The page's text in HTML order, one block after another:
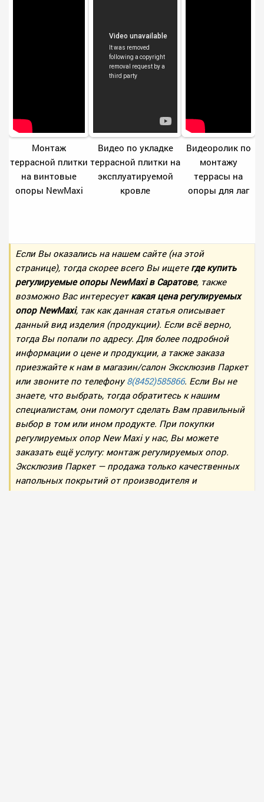
Монтаж
террасной плитки
на винтовые
опоры NewMaxi
Видео по укладке
террасной плитки на
эксплуатируемой
кровле
Видеоролик по
монтажу
террасы на
опоры для лаг
Если Вы оказались на нашем сайте (на этой
странице), тогда скорее всего Вы ищете где купить
регулируемые опоры NewMaxi в Саратове, также
возможно Вас интересует какая цена регулируемых
опор NewMaxi, так как данная статья описывает
данный вид изделия (продукции). Если всё верно,
тогда Вы попали по адресу. Для более подробной
информации о цене и продукции, а также заказа
приезжайте к нам в магазин/салон Эксклюзив Паркет
или звоните по телефону 8(8452)585866. Если Вы не
знаете, что выбрать, тогда обратитесь к нашим
специалистам, они помогут сделать Вам правильный
выбор в том или ином продукте. При покупки
регулируемых опор New Maxi у нас, Вы можете
заказать ещё услугу: монтаж регулируемых опор.
Эксклюзив Паркет — продажа только качественных
напольных покрытий от производителя и